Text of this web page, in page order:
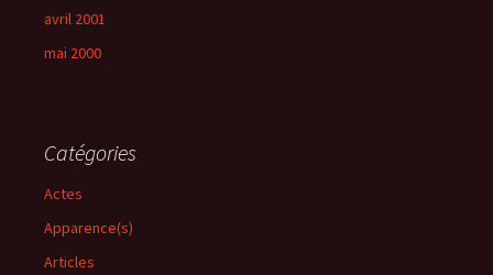
avril 2001
mai 2000
Catégories
Actes
Apparence(s)
Articles